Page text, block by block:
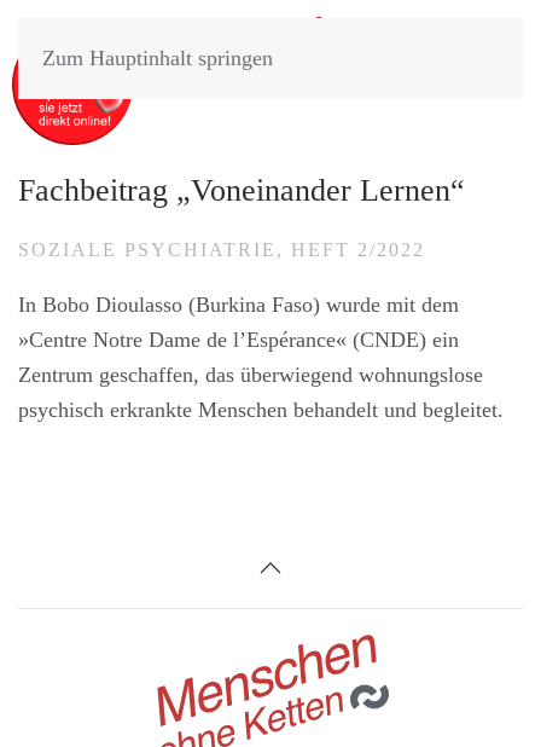
Zum Hauptinhalt springen
Fachbeitrag „Voneinander Lernen“
SOZIALE PSYCHIATRIE, HEFT 2/2022
In Bobo Dioulasso (Burkina Faso) wurde mit dem
»Centre Notre Dame de l’Espérance« (CNDE) ein
Zentrum geschaffen, das überwiegend wohnungslose
psychisch erkrankte Menschen behandelt und begleitet.